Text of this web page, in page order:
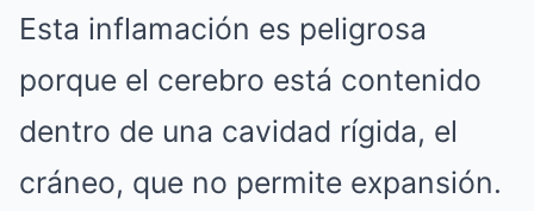
Esta inflamación es peligrosa
porque el cerebro está contenido
dentro de una cavidad rígida, el
cráneo, que no permite expansión.